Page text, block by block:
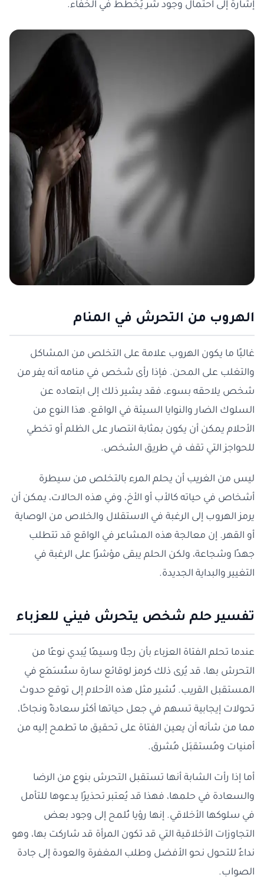
إشارة إلى احتمال وجود شر يُخطط في الخفاء.
الهروب من التحرش في المنام
غالبًا ما يكون الهروب علامة على التخلص من المشاكل
والتغلب على المحن. فإذا رأى شخص في منامه أنه يفر من
شخص يلاحقه بسوء، فقد يشير ذلك إلى ابتعاده عن
السلوك الضار والنوايا السيئة في الواقع. هذا النوع من
الأحلام يمكن أن يكون بمثابة انتصار على الظلم أو تخطي
للحواجز التي تقف في طريق الشخص.
ليس من الغريب أن يحلم المرء بالتخلص من سيطرة
أشخاص في حياته كالأب أو الأخ، وفي هذه الحالات، يمكن أن
يرمز الهروب إلى الرغبة في الاستقلال والخلاص من الوصاية
أو القهر. إن معالجة هذه المشاعر في الواقع قد تتطلب
جهدًا وشجاعة، ولكن الحلم يبقى مؤشرًا على الرغبة في
التغيير والبداية الجديدة.
تفسير حلم شخص يتحرش فيني للعزباء
عندما تحلم الفتاة العزباء بأن رجلًا وسيمًا يُبدي نوعًا من
التحرش بها، قد يُرى ذلك كرمز لوقائع سارة ستُسَمَع في
المستقبل القريب. تُشير مثل هذه الأحلام إلى توقع حدوث
تحولات إيجابية تسهم في جعل حياتها أكثر سعادةً ونجاحًا،
مما من شأنه أن يعين الفتاة على تحقيق ما تطمح إليه من
أمنيات ومُستقبَل مُشرق.
أما إذا رأت الشابة أنها تستقبل التحرش بنوعٍ من الرضا
والسعادة في حلمها، فهذا قد يُعتبر تحذيرًا يدعوها للتأمل
في سلوكها الأخلاقي. إنها رؤيا تُلمح إلى وجود بعض
التجاوزات الأخلاقية التي قد تكون المرأة قد شاركت بها، وهو
نداءٌ للتحول نحو الأفضل وطلب المغفرة والعودة إلى جادة
الصواب.